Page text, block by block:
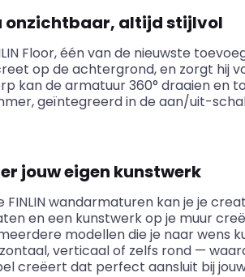
onzichtbaar, altijd stijlvol
Floor, één van de nieuwste
op de achtergrond, en zorgt hij
kan de armatuur 360° draaien en
geïntegreerd in de aan/uit-
jouw eigen kunstwerk
FINLIN wandarmaturen kan je je
en een kunstwerk op je muur
modellen die je naar wens
verticaal of zelfs rond —
creëert dat perfect aansluit bij